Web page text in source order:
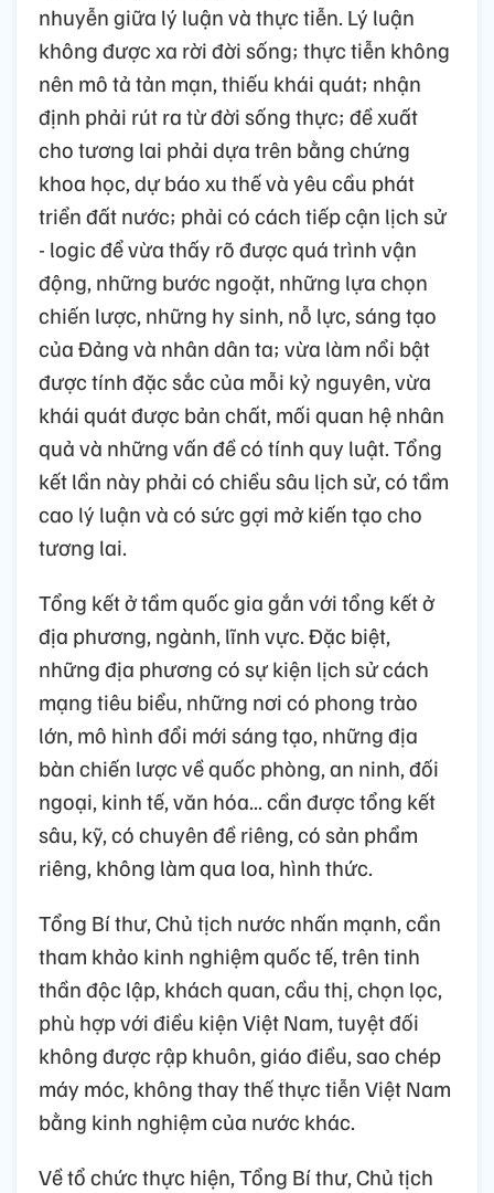
nhuyễn giữa lý luận và thực tiễn. Lý luận
không được xa rời đời sống; thực tiễn không
nên mô tả tản mạn, thiếu khái quát; nhận
định phải rút ra từ đời sống thực; đề xuất
cho tương lai phải dựa trên bằng chứng
khoa học, dự báo xu thế và yêu cầu phát
triển đất nước; phải có cách tiếp cận lịch sử
- logic để vừa thấy rõ được quá trình vận
động, những bước ngoặt, những lựa chọn
chiến lược, những hy sinh, nỗ lực, sáng tạo
của Đảng và nhân dân ta; vừa làm nổi bật
được tính đặc sắc của mỗi kỷ nguyên, vừa
khái quát được bản chất, mối quan hệ nhân
quả và những vấn đề có tính quy luật. Tổng
kết lần này phải có chiều sâu lịch sử, có tầm
cao lý luận và có sức gợi mở kiến tạo cho
tương lai.
Tổng kết ở tầm quốc gia gắn với tổng kết ở
địa phương, ngành, lĩnh vực. Đặc biệt,
những địa phương có sự kiện lịch sử cách
mạng tiêu biểu, những nơi có phong trào
lớn, mô hình đổi mới sáng tạo, những địa
bàn chiến lược về quốc phòng, an ninh, đối
ngoại, kinh tế, văn hóa... cần được tổng kết
sâu, kỹ, có chuyên đề riêng, có sản phẩm
riêng, không làm qua loa, hình thức.
Tổng Bí thư, Chủ tịch nước nhấn mạnh, cần
tham khảo kinh nghiệm quốc tế, trên tinh
thần độc lập, khách quan, cầu thị, chọn lọc,
phù hợp với điều kiện Việt Nam, tuyệt đối
không được rập khuôn, giáo điều, sao chép
máy móc, không thay thế thực tiễn Việt Nam
bằng kinh nghiệm của nước khác.
Về tổ chức thực hiện, Tổng Bí thư, Chủ tịch